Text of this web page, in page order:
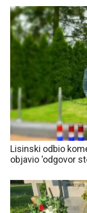
Lisinski odbio
objavio ‘odgovor